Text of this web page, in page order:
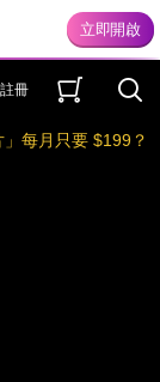
冊
」每月只要 $199？